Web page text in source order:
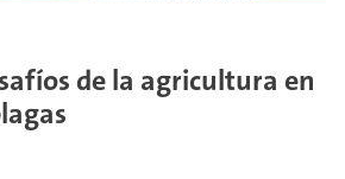
de la agricultura en